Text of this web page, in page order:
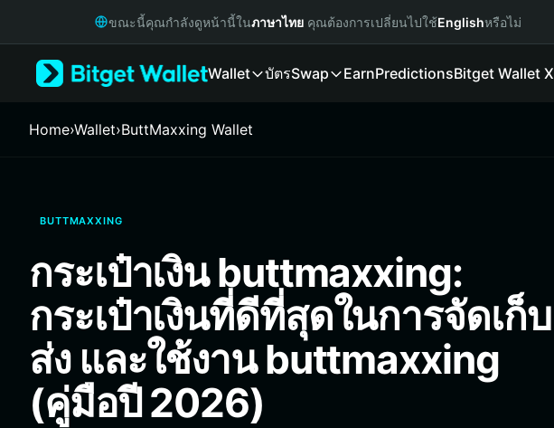
Русский
Italiano
繁體中文
Português (Portugal)
Bahasa Indonesia
ภาษาไทย
Español
Português (Brasil)
Español (Argentina)
ขณะนี้คุณกำลังดูหน้านี้ในภาษาไทย คุณต้องการเปลี่ยนไปใช้Englishหรือไม่
Wallet บัตรSwap EarnPredictionsBitget Wallet X
Home›Wallet›ButtMaxxing Wallet
BUTTMAXXING
กระเป๋าเงิน buttmaxxing:
กระเป๋าเงินที่ดีที่สุดในการจัดเก็บ
ส่ง และใช้งาน buttmaxxing
(คู่มือปี 2026)